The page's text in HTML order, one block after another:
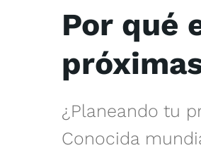
Por qué
¿Planeando tu
Conocida